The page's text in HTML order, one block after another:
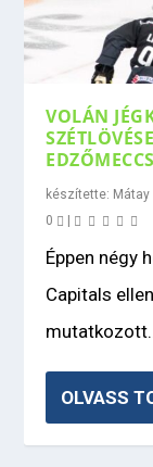
VOLÁN
készítette:
0
|
Éppen négy
Capitals
OLVASS